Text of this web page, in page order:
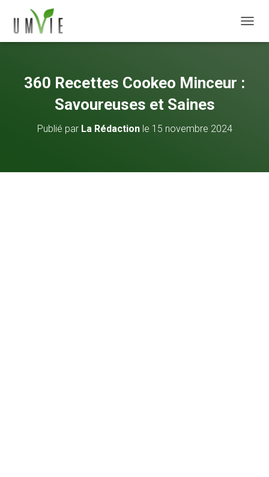
360 Recettes Cookeo Minceur :
Savoureuses et Saines
Publié par La Rédactionle 15 novembre 2024